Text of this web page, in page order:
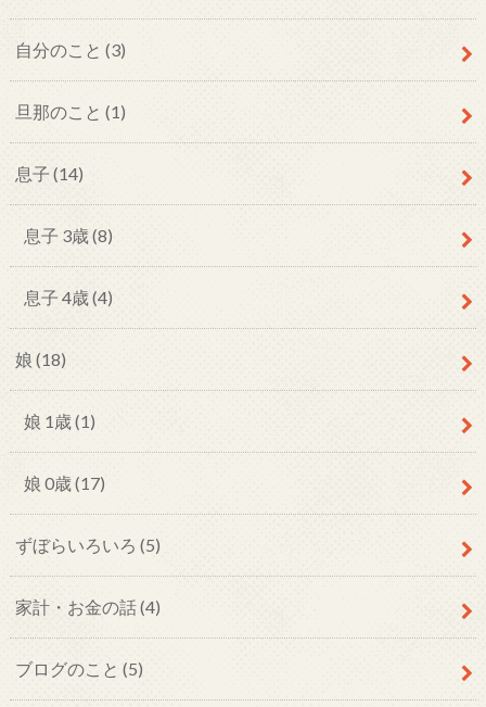
自分のこと (3)
旦那のこと (1)
息子 (14)
息子 3歳(8)
息子 4歳(4)
娘 (18)
娘 1歳(1)
娘 0歳(17)
ずぼらいろいろ (5)
家計・お金の話(4)
ブログのこと (5)